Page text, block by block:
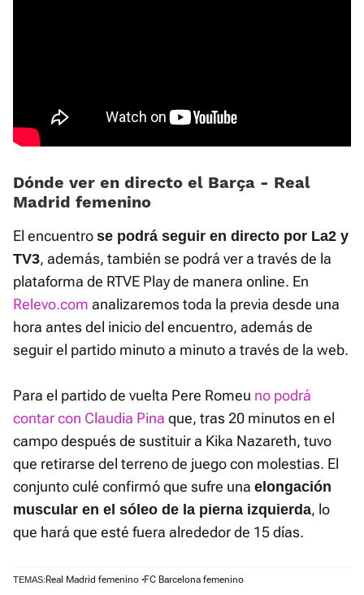
Dónde ver en directo el Barça - Real
Madrid femenino
El encuentro se podrá seguir en directo por La2 y
TV3, además, también se podrá ver a través de la
plataforma de RTVE Play de manera online. En
Relevo.com analizaremos toda la previa desde una
hora antes del inicio del encuentro, además de
seguir el partido minuto a minuto a través de la web.
Para el partido de vuelta Pere Romeu no podrá
contar con Claudia Pina que, tras 20 minutos en el
campo después de sustituir a Kika Nazareth, tuvo
que retirarse del terreno de juego con molestias. El
conjunto culé confirmó que sufre una elongación
muscular en el sóleo de la pierna izquierda, lo
que hará que esté fuera alrededor de 15 días.
TEMAS: Real Madrid femenino FC Barcelona femenino